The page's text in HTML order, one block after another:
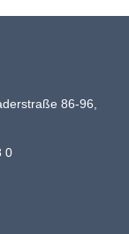
86-96,
0